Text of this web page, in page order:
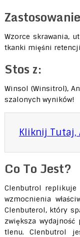
Wzorce skrawania,
tkanki mięśni
Stos z:
Winsol (Winsitrol),
szalonych wyników!
Kliknij Tutaj,
Co To Jest?
Clenbutrol replikuje
wzmocnienia
Clenbuterol, który
zwiększa
tlenu. Clenbutrol